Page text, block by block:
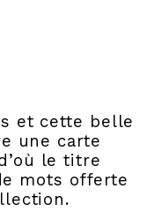
et cette belle
une carte
le titre
mots offerte